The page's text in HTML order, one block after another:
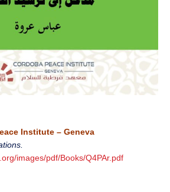
Institute – Geneva
images/pdf/Books/Q4PAr.pdf